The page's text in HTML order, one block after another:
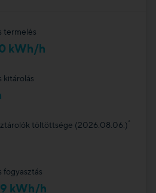
termelés
kWh/h
kitárolás
töltöttsége (2026.08.06.)*
fogyasztás
kWh/h